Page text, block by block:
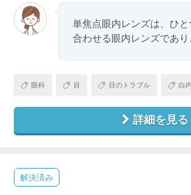
単焦点眼内レンズは、ひ
合わせる眼内レンズであり
眼科 目 目のトラブル 白
詳細を見る
解決済み